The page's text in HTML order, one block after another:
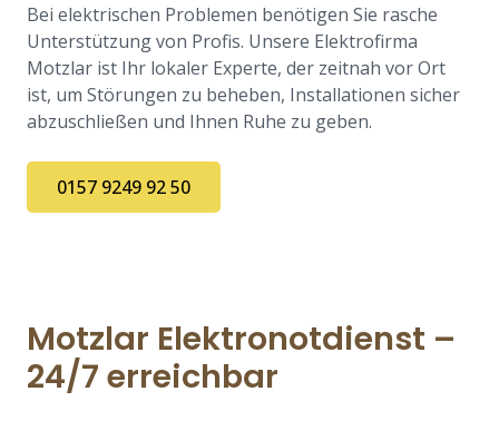
Bei elektrischen Problemen benötigen Sie rasche
Unterstützung von Profis. Unsere Elektrofirma
Motzlar ist Ihr lokaler Experte, der zeitnah vor Ort
ist, um Störungen zu beheben, Installationen sicher
abzuschließen und Ihnen Ruhe zu geben.
0157 9249 92 50
Motzlar Elektronotdienst –
24/7 erreichbar